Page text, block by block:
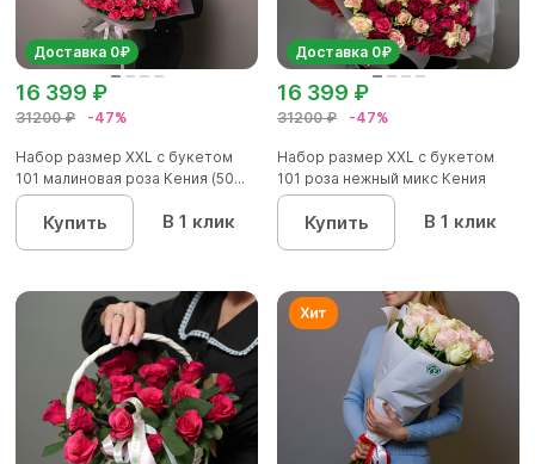
Доставка 0₽
31200 ₽ -47%
16 399 ₽
Набор размер ХХL с букетом
101 малиновая роза Кения (50...
Купить В 1 клик
Доставка 0₽
31200 ₽ -47%
16 399 ₽
Набор размер ХХL с букетом
101 роза нежный микс Кения
Купить В 1 клик